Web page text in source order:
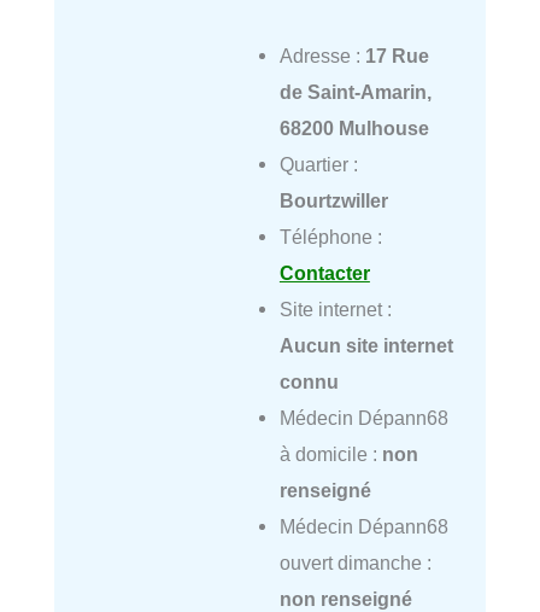
Adresse : 17 Rue
de Saint-Amarin,
68200 Mulhouse
Quartier :
Bourtzwiller
Téléphone :
Contacter
Site internet :
Aucun site internet
connu
Médecin Dépann68
à domicile : non
renseigné
Médecin Dépann68
ouvert dimanche :
non renseigné